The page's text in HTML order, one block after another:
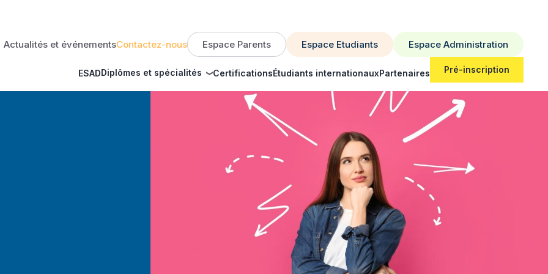
Actualités et événementsContactez-nous Espace Parents Espace Etudiants Espace Administration
ESADDiplômes et spécialités CertificationsÉtudiants internationauxPartenaires Pré-inscription